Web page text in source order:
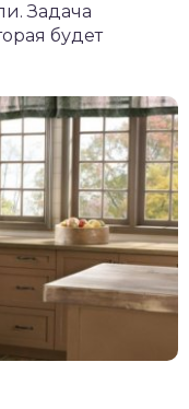
Задача
будет